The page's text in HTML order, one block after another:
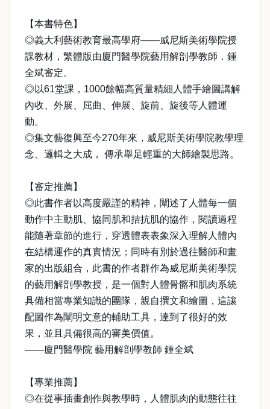
【本書特色】
◎義大利藝術教育最高學府——威尼斯美術學院授
課教材，繁體版由廈門醫學院藝用解剖學教師．鍾
全斌審定。
◎以61堂課，1000餘幅高質量精細人體手繪圖講解
內收、外展、屈曲、伸展、旋前、旋後等人體運
動。
◎集文藝復興至今270年來，威尼斯美術學院教學理
念、邏輯之大成， 傳承舉足輕重的大師繪製思路。
【審定推薦】
◎此書作者以高度嚴謹的精神，闡述了人體每一個
動作中主動肌、協同肌和拮抗肌的協作，閱讀過程
能隨著章節的進行，穿透體表表象深入理解人體內
在結構運作的真實情況；同時有別於過往醫師和畫
家的出版組合，此書的作者群作為威尼斯美術學院
的藝用解剖學教授，是一個對人體骨髂和肌肉系統
具備相當專業知識的團隊，親自撰文和繪圖，這讓
配圖作為闡明文意的輔助工具，達到了很好的效
果，並且具備很高的審美價值。
——廈門醫學院 藝用解剖學教師 鍾全斌
【專業推薦】
◎在從事插畫創作與教學時，人體肌肉的動態往往